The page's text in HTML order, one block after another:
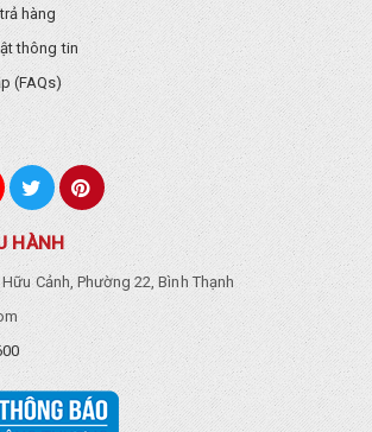
hàng
thông tin
(FAQs)
HÀNH
Cảnh, Phường 22, Bình Thạnh